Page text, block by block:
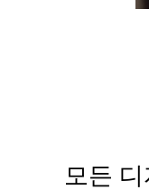
모든